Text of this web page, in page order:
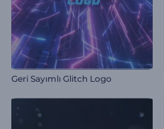
Geri Sayımlı Glitch Logo